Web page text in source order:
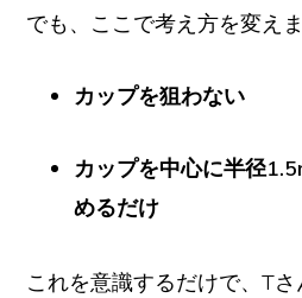
でも、ここで考え方を変えま
カップを狙わない
カップを中心に半径
めるだけ
これを意識するだけで、T